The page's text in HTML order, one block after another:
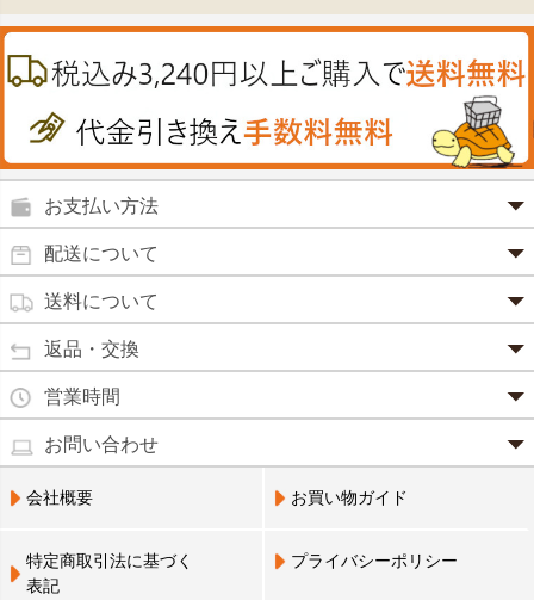
肌・皮膚のお薬
絆創膏
殺菌消毒液
鼻炎薬
強心剤
目薬
水虫薬
痔の薬
口中薬
尿トラブル
肝油
鉄
ノコギリヤシ
グルコサミン
田七人参
イチョウ葉
カルシウム
クロレラ
コラーゲン
ビフィズス
ビタミンC
うどん・そば
喜多方ラーメン
カレー・シチュー
お支払い方法
クレジットカード(1 回払いのみ)
SSL 認証で暗号化処理していますので、 安心して
ご利用いただけます。
代金引換
宅配員に現金でお支払いください。手数料100円。
3,240円(税込)以上で手数料無料です。※ご注文者
のご住所とお届け先のご住所が 異なる場合はご利
営業員支払い
配送について
商品は日本郵便にて発送致します。
通常2～4営業日以内に発送致します。 メーカー取り寄せ商
品、土日祝日、年末年始、弊社の休業日をはさむ場合は、4
～5営業日以上かかる場合もございます。
(営業日カレンダー参照)
※現在、救急箱・乳製品宅配をご利用のお客様は、担当営業
員によるお届けとさせていただきます。
送料について
通常商品
北海道・沖縄800円
送料無料
営業員お届け 送料無料
返品・交換
・お届け商品の交換・返品をご希望の場合は、
週間以内にメールまたはお電話にてご連絡ください。
・お客様のご都合による交換・返品の場合、送料はお客様負
担となります。また返金の際にかかる振込手数料はお客様の
ご負担となります。
・商品の返品による返金につきましては、商品代金のみの返
金とさせていただきます。商品発送時の送料は返金となりま
営業時間
・営業時間は、9：00～17：00
となっております。（※土日祝祭日を除く）
・お電話でのご連絡は営業時間内にお願い致します。
お問い合わせ
電話でのお問い合わせ(平日9:00～17:00)
0798-33-9985
会社概要 お買い物ガイド
特定商取引法に基づく
表記
プライバシーポリシー